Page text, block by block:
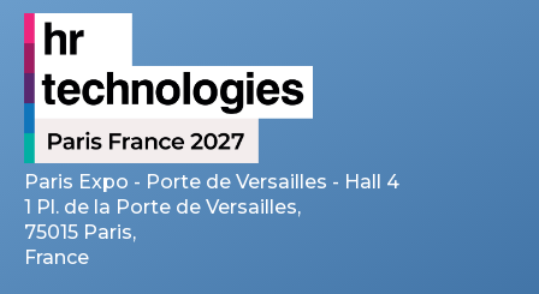
Paris Expo - Porte de Versailles - Hall 4
1 Pl. de la Porte de Versailles,
75015 Paris,
France